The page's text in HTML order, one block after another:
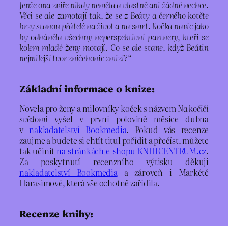
Jenže ona zvíře nikdy neměla a vlastně ani žádné nechce.
Věci se ale zamotají tak, že se z Beáty a černého kotěte
brzy stanou přátelé na život a na smrt. Kočka navíc jako
by odháněla všechny neperspektivní partnery, kteří se
kolem mladé ženy motají. Co se ale stane, když Beátin
nejmilejší tvor zničehonic zmizí?“
Základní informace o knize:
Novela pro ženy a milovníky koček s názvemNa kočičí
svědomí vyšel v první polovině měsíce dubna
v nakladatelství Bookmedia. Pokud vás recenze
zaujme a budete si chtít titul pořídit a přečíst, můžete
tak učinit na stránkách e-shopu KNIHCENTRUM.cz.
Za poskytnutí recenzního výtisku děkuji
nakladatelství Bookmediaa zároveň i Markétě
Harasimové, která vše ochotně zařídila.
Recenze knihy: